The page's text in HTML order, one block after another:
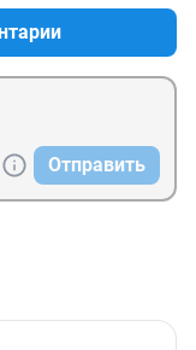
Отправить